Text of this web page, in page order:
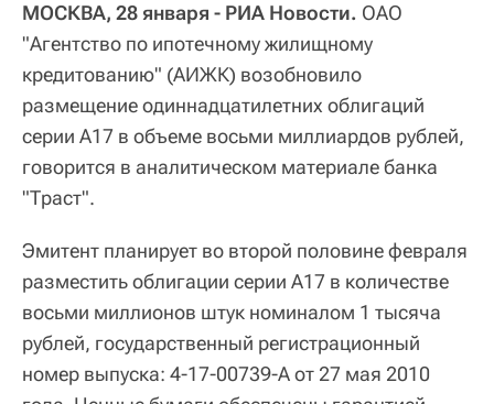
МОСКВА, 28 января - РИА Новости. ОАО
"Агентство по ипотечному жилищному
кредитованию" (АИЖК) возобновило
размещение одиннадцатилетних облигаций
серии А17 в объеме восьми миллиардов рублей,
говорится в аналитическом материале банка
"Траст".
Эмитент планирует во второй половине февраля
разместить облигации серии А17 в количестве
восьми миллионов штук номиналом 1 тысяча
рублей, государственный регистрационный
номер выпуска: 4-17-00739-А от 27 мая 2010